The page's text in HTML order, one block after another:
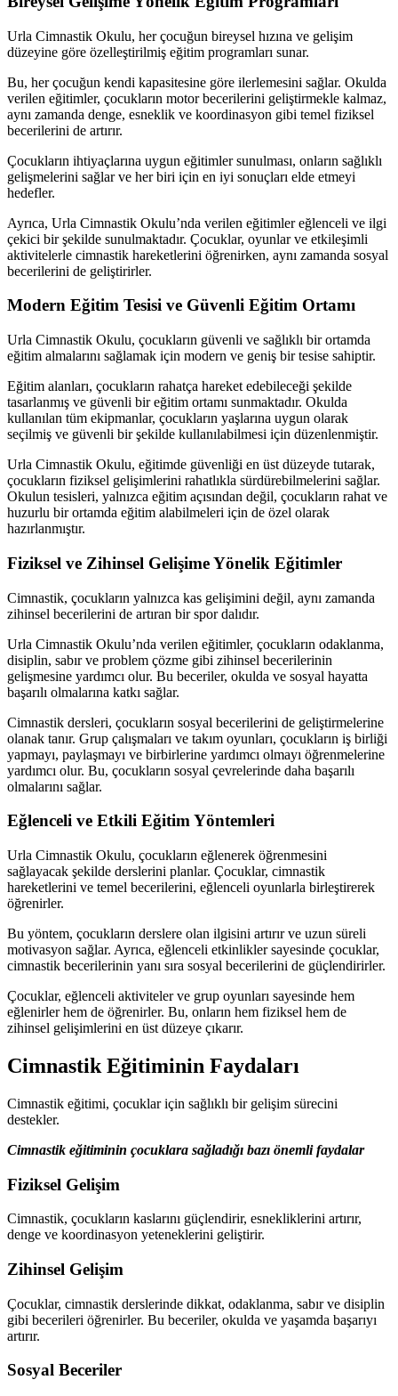
Urla Cimnastik Okulu, her çocuğun bireysel hızına ve gelişim
düzeyine göre özelleştirilmiş eğitim programları sunar.
Bu, her çocuğun kendi kapasitesine göre ilerlemesini sağlar. Okulda
verilen eğitimler, çocukların motor becerilerini geliştirmekle kalmaz,
aynı zamanda denge, esneklik ve koordinasyon gibi temel fiziksel
becerilerini de artırır.
Çocukların ihtiyaçlarına uygun eğitimler sunulması, onların sağlıklı
gelişmelerini sağlar ve her biri için en iyi sonuçları elde etmeyi
hedefler.
Ayrıca, Urla Cimnastik Okulu’nda verilen eğitimler eğlenceli ve ilgi
çekici bir şekilde sunulmaktadır. Çocuklar, oyunlar ve etkileşimli
aktivitelerle cimnastik hareketlerini öğrenirken, aynı zamanda sosyal
becerilerini de geliştirirler.
Modern Eğitim Tesisi ve Güvenli Eğitim Ortamı
Urla Cimnastik Okulu, çocukların güvenli ve sağlıklı bir ortamda
eğitim almalarını sağlamak için modern ve geniş bir tesise sahiptir.
Eğitim alanları, çocukların rahatça hareket edebileceği şekilde
tasarlanmış ve güvenli bir eğitim ortamı sunmaktadır. Okulda
kullanılan tüm ekipmanlar, çocukların yaşlarına uygun olarak
seçilmiş ve güvenli bir şekilde kullanılabilmesi için düzenlenmiştir.
Urla Cimnastik Okulu, eğitimde güvenliği en üst düzeyde tutarak,
çocukların fiziksel gelişimlerini rahatlıkla sürdürebilmelerini sağlar.
Okulun tesisleri, yalnızca eğitim açısından değil, çocukların rahat ve
huzurlu bir ortamda eğitim alabilmeleri için de özel olarak
hazırlanmıştır.
Fiziksel ve Zihinsel Gelişime Yönelik Eğitimler
Cimnastik, çocukların yalnızca kas gelişimini değil, aynı zamanda
zihinsel becerilerini de artıran bir spor dalıdır.
Urla Cimnastik Okulu’nda verilen eğitimler, çocukların odaklanma,
disiplin, sabır ve problem çözme gibi zihinsel becerilerinin
gelişmesine yardımcı olur. Bu beceriler, okulda ve sosyal hayatta
başarılı olmalarına katkı sağlar.
Cimnastik dersleri, çocukların sosyal becerilerini de geliştirmelerine
olanak tanır. Grup çalışmaları ve takım oyunları, çocukların iş birliği
yapmayı, paylaşmayı ve birbirlerine yardımcı olmayı öğrenmelerine
yardımcı olur. Bu, çocukların sosyal çevrelerinde daha başarılı
olmalarını sağlar.
Eğlenceli ve Etkili Eğitim Yöntemleri
Urla Cimnastik Okulu, çocukların eğlenerek öğrenmesini
sağlayacak şekilde derslerini planlar. Çocuklar, cimnastik
hareketlerini ve temel becerilerini, eğlenceli oyunlarla birleştirerek
öğrenirler.
Bu yöntem, çocukların derslere olan ilgisini artırır ve uzun süreli
motivasyon sağlar. Ayrıca, eğlenceli etkinlikler sayesinde çocuklar,
cimnastik becerilerinin yanı sıra sosyal becerilerini de güçlendirirler.
Çocuklar, eğlenceli aktiviteler ve grup oyunları sayesinde hem
eğlenirler hem de öğrenirler. Bu, onların hem fiziksel hem de
zihinsel gelişimlerini en üst düzeye çıkarır.
Cimnastik Eğitiminin Faydaları
Cimnastik eğitimi, çocuklar için sağlıklı bir gelişim sürecini
destekler.
Cimnastik eğitiminin çocuklara sağladığı bazı önemli faydalar
Fiziksel Gelişim
Cimnastik, çocukların kaslarını güçlendirir, esnekliklerini artırır,
denge ve koordinasyon yeteneklerini geliştirir.
Zihinsel Gelişim
Çocuklar, cimnastik derslerinde dikkat, odaklanma, sabır ve disiplin
gibi becerileri öğrenirler. Bu beceriler, okulda ve yaşamda başarıyı
artırır.
Sosyal Beceriler